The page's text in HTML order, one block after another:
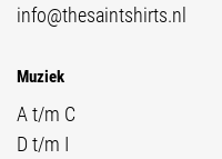
info@thesaintshirts.nl
Muziek
A t/m C
D t/m I